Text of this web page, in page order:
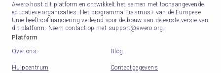
Awero host dit platform en ontwikkelt het samen met toonaangevende
educatieve organisaties. Het programma Erasmus+ van de Europese
Unie heeft cofinanciering verleend voor de bouw van de eerste versie van
dit platform. Neem contact op met support@awero.org.
Platform
Over ons
Blog
Hulpcentrum
Contactgegevens